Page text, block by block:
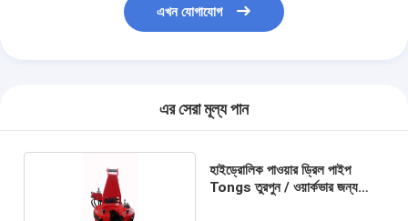
এখন যোগাযোগ
এর সেরা মূল্য পান
হাইড্রোলিক পাওয়ার ড্রিল পাইপ
Tongs তুরপুন / ওয়ার্কভার জন্য